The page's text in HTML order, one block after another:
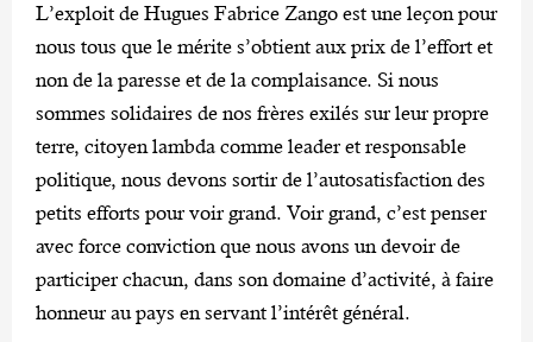
L’exploit de Hugues Fabrice Zango est une leçon pour
nous tous que le mérite s’obtient aux prix de l’effort et
non de la paresse et de la complaisance. Si nous
sommes solidaires de nos frères exilés sur leur propre
terre, citoyen lambda comme leader et responsable
politique, nous devons sortir de l’autosatisfaction des
petits efforts pour voir grand. Voir grand, c’est penser
avec force conviction que nous avons un devoir de
participer chacun, dans son domaine d’activité, à faire
honneur au pays en servant l’intérêt général.